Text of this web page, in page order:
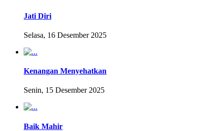
Jati Diri
Selasa, 16 Desember 2025
Kenangan Menyehatkan
Senin, 15 Desember 2025
Baik Mahir